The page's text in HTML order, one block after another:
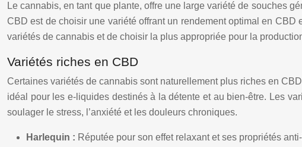
Le cannabis, en tant que plante, offre une large variété de souches
CBD est de choisir une variété offrant un rendement optimal en
variétés de cannabis et de choisir la plus appropriée pour la
Variétés riches en CBD
Certaines variétés de cannabis sont naturellement plus riches en
idéal pour les e-liquides destinés à la détente et au bien-être. Les
soulager le stress, l’anxiété et les douleurs chroniques.
Harlequin : Réputée pour son effet relaxant et ses propriétés